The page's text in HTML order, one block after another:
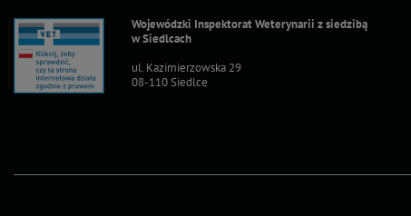
Wojewódzki Inspektorat Weterynarii z siedzibą
w Siedlcach
ul. Kazimierzowska 29
08-110 Siedlce